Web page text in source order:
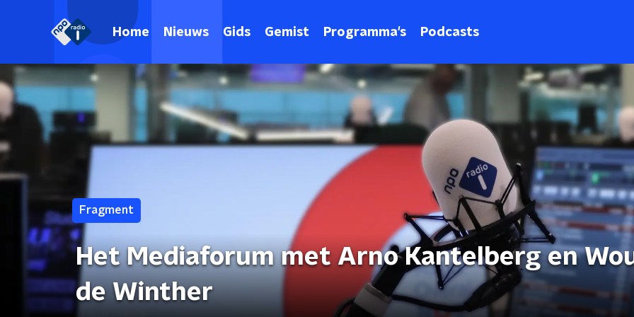
Home Nieuws Gids Gemist Programma's Podcasts
Fragment
Het Mediaforum met Arno Kantelberg en
de Winther